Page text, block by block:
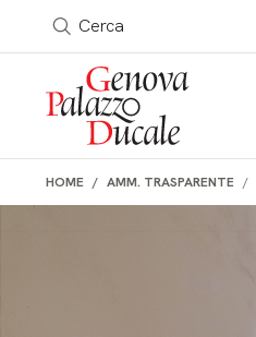
Salta al contenuto
in tutto il sito
Cerca
HOME AMM. TRASPARENTE